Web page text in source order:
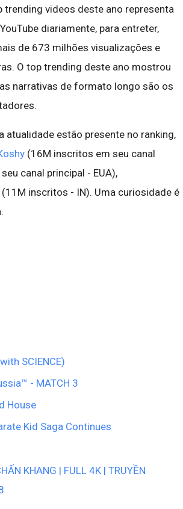
videos deste ano representa
diariamente, para entreter,
de 673 milhões visualizações e
O top trending deste ano mostrou
narrativas de formato longo são os
atualidade estão presente no ranking,
(16M inscritos em seu canal
canal principal - EUA),
(11M inscritos - IN). Uma curiosidade é
SCIENCE)
- MATCH 3
House
Kid Saga Continues
KHANG | FULL 4K | TRUYỀN